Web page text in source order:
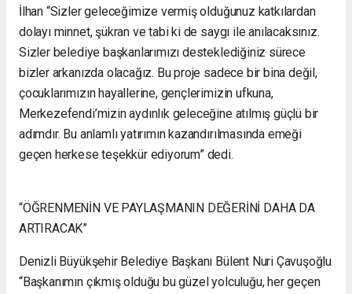
İlhan “Sizler geleceğimize vermiş olduğunuz katkılardan
dolayı minnet, şükran ve tabi ki de saygı ile anılacaksınız.
Sizler belediye başkanlarımızı desteklediğiniz sürece
bizler arkanızda olacağız. Bu proje sadece bir bina değil,
çocuklarımızın hayallerine, gençlerimizin ufkuna,
Merkezefendi’mizin aydınlık geleceğine atılmış güçlü bir
adımdır. Bu anlamlı yatırımın kazandırılmasında emeği
geçen herkese teşekkür ediyorum” dedi.
“ÖĞRENMENİN VE PAYLAŞMANIN DEĞERİNİ DAHA DA
ARTIRACAK”
Denizli Büyükşehir Belediye Başkanı Bülent Nuri Çavuşoğlu
“Başkanımın çıkmış olduğu bu güzel yolculuğu, her geçen